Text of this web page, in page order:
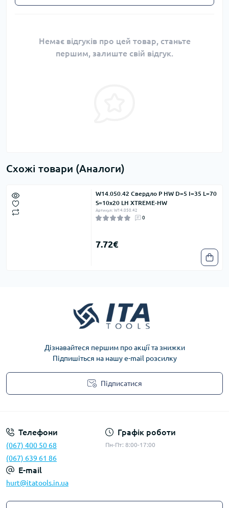
Немає відгуків про цей товар, станьте
першим, залиште свій відгук.
Схожі товари (Аналоги)
W14.050.42 Свердло P HW D=5 I=35 L=70
S=10x20 LH XTREME-HW
Артикул: W14.050.42
0
7.72€
Дізнавайтеся першим про акції та знижки
Підпишіться на нашу e-mail розсилку
Підписатися
Телефони
(067) 400 50 68
(067) 639 61 86
Графік роботи
Пн-Пт: 8:00-17:00
E-mail
hurt@itatools.in.ua